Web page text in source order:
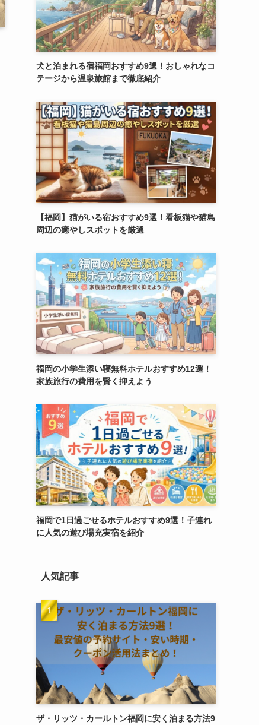
犬と泊まれる宿福岡おすすめ9選！おしゃれなコ
テージから温泉旅館まで徹底紹介
【福岡】猫がいる宿おすすめ9選！看板猫や猫島
周辺の癒やしスポットを厳選
福岡の小学生添い寝無料ホテルおすすめ12選！
家族旅行の費用を賢く抑えよう
福岡で1日過ごせるホテルおすすめ9選！子連れ
に人気の遊び場充実宿を紹介
人気記事
ザ・リッツ・カールトン福岡に安く泊まる方法9